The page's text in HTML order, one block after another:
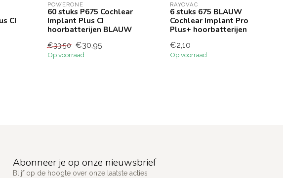
CI
POWERONE
60 stuks P675 Cochlear
Implant Plus CI
hoorbatterijen BLAUW
€33,50 €30,95
Op voorraad
RAYOVAC
6 stuks 675 BLAUW
Cochlear Implant Pro
Plus+ hoorbatterijen
€2,10
Op voorraad
Abonneer je op onze nieuwsbrief
Blijf op de hoogte over onze laatste acties